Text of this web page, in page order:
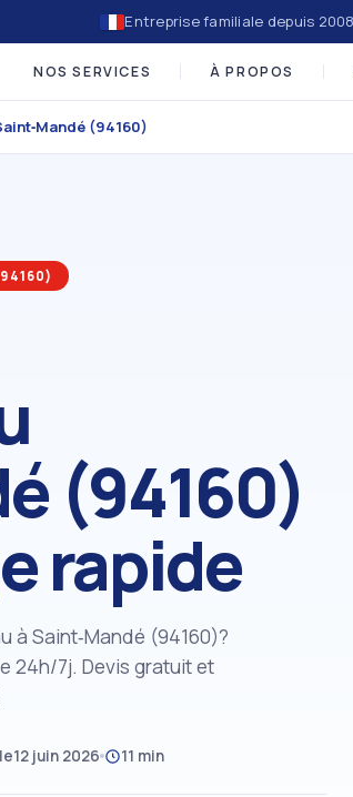
Entreprise familiale depuis 2008
NOS SERVICES À PROPOS
(94160)
(94160)
rapide
à Saint‑Mandé (94160)?
24h/7j. Devis gratuit et
12 juin 2026 11 min